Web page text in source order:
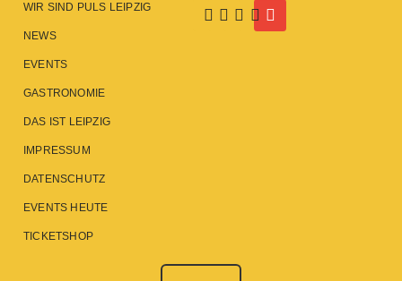
WIR SIND PULS LEIPZIG
NEWS
EVENTS
GASTRONOMIE
DAS IST LEIPZIG
IMPRESSUM
DATENSCHUTZ
EVENTS HEUTE
TICKETSHOP